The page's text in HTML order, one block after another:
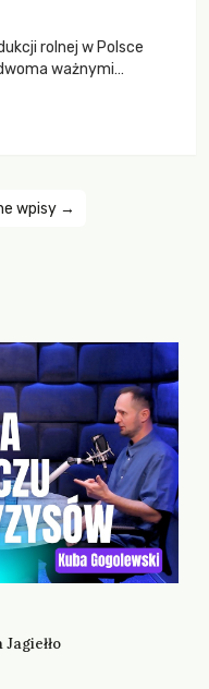
rolnej w Polsce
ważnymi
Wymagać to będzie
wpisy →